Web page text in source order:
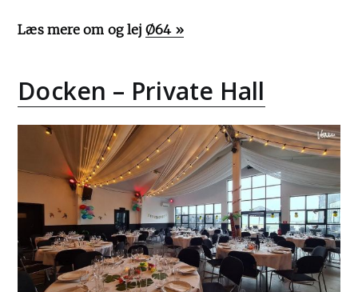
Læs mere om og lejØ64 »
Docken – Private Hall